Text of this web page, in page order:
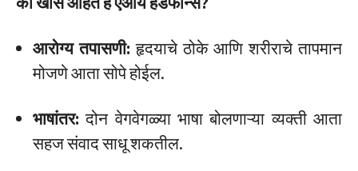
आरोग्य तपासणी: हृदयाचे ठोके आणि शरीराचे तापमान
मोजणे आता सोपे होईल.
भाषांतर: दोन वेगवेगळ्या भाषा बोलणाऱ्या व्यक्ती आता
सहज संवाद साधू शकतील.